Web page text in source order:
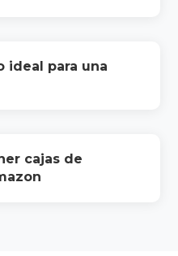
ideal para una
cajas de